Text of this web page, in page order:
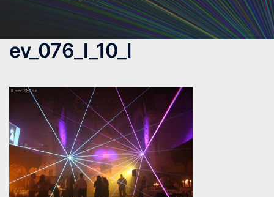
ev_076_l_10_l